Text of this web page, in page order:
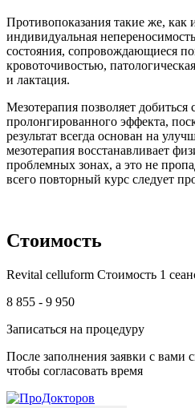
Противопоказания такие же,
индивидуальная
состояния, сопровождающиеся
кровоточивостью,
и лактация.
Мезотерапия позволяет добиться
пролонгированного эффекта,
результат всегда основан на
мезотерапия восстанавливает
проблемных зонах, а это не
всего повторный курс следует
Стоимость
Revital celluform Стоимость 1
8 855 - 9 950
Записаться на процедуру
После заполнения заявки с вами
чтобы согласовать время